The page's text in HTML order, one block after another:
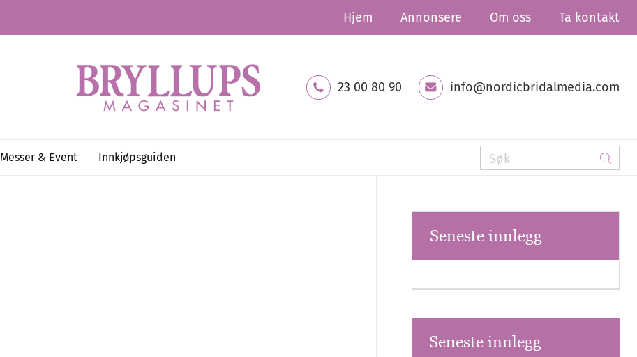
Hjem Annonsere Om oss Ta kontakt
23 00 80 90 info@nordicbridalmedia.com
Messer & Event Innkjøpsguiden
Seneste innlegg
Seneste innlegg